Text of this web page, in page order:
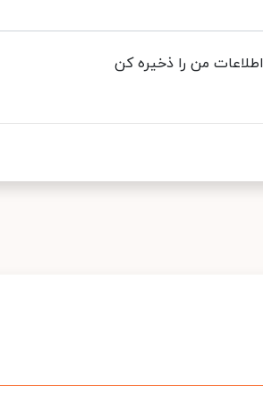
اطلاعات من را ذخیره کن